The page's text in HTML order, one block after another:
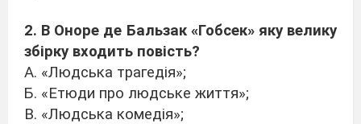
2. В Оноре де Бальзак «Гобсек» яку велику
збірку входить повість?
А. «Людська трагедія»;
Б. «Етюди про людське життя»;
В. «Людська комедія»;